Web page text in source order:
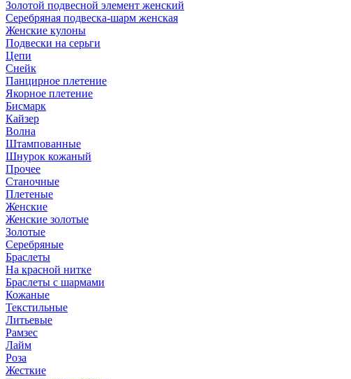
Золотой подвесной элемент женcкий
Серебряная подвеска-шарм женская
Женские кулоны
Подвески на серьги
Цепи
Снейк
Панцирное плетение
Якорное плетение
Бисмарк
Кайзер
Волна
Штампованные
Шнурок кожаный
Прочее
Станочные
Плетеные
Женские
Женские золотые
Золотые
Серебряные
Браслеты
На красной нитке
Браслеты с шармами
Кожаные
Текстильные
Литьевые
Рамзес
Лайм
Роза
Жесткие